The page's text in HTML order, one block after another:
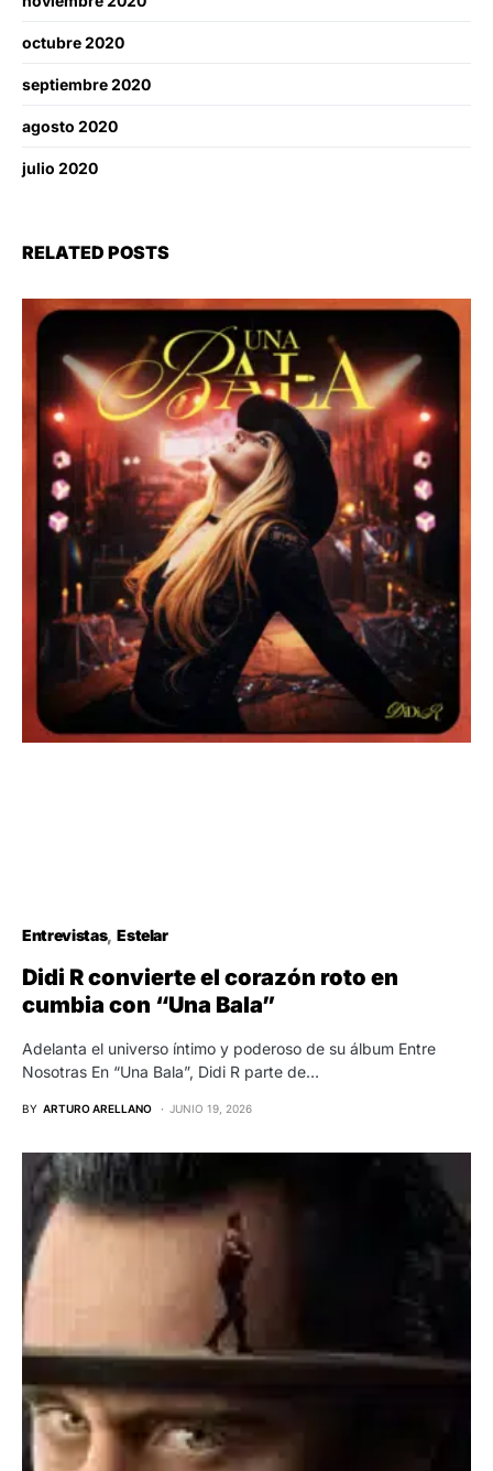
octubre 2020
septiembre 2020
agosto 2020
julio 2020
RELATED POSTS
Entrevistas Estelar
Didi R convierte el corazón roto en
cumbia con “Una Bala”
Adelanta el universo íntimo y poderoso de su álbum Entre
Nosotras En “Una Bala”, Didi R parte de…
BY ARTURO ARELLANO JUNIO 19, 2026